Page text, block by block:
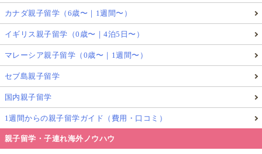
カナダ親子留学（6歳〜｜1週間〜）
イギリス親子留学（0歳〜｜4泊5日〜）
マレーシア親子留学（0歳〜｜1週間〜）
セブ島親子留学
国内親子留学
1週間からの親子留学ガイド（費用・口コミ）
親子留学・子連れ海外ノウハウ